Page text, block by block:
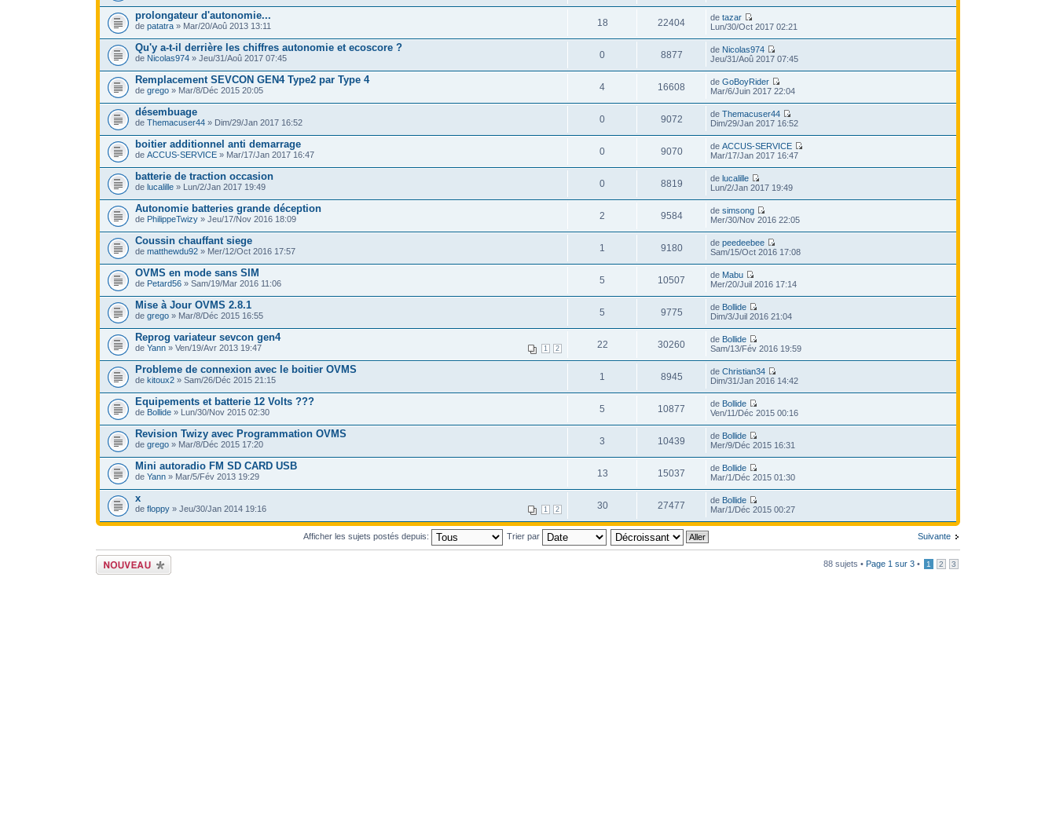
prolongateur d'autonomie...
de patatra » Mar/20/Aoû 2013 13:11 18 22404 detazar
Lun/30/Oct 2017 02:21
Qu'y a-t-il derrière les chiffres autonomie et ecoscore ?
de Nicolas974 » Jeu/31/Aoû 2017 07:45 0 8877 de Nicolas974
Jeu/31/Aoû 2017 07:45
Remplacement SEVCON GEN4 Type2 par Type 4
de grego » Mar/8/Déc 2015 20:05 4 16608 deGoBoyRider
Mar/6/Juin 2017 22:04
désembuage
de Themacuser44 » Dim/29/Jan 2017 16:52 0 9072 deThemacuser44
Dim/29/Jan 2017 16:52
boitier additionnel anti demarrage
de ACCUS-SERVICE » Mar/17/Jan 2017 16:47 0 9070 deACCUS-SERVICE
Mar/17/Jan 2017 16:47
batterie de traction occasion
de lucalille » Lun/2/Jan 2017 19:49 0 8819 delucalille
Lun/2/Jan 2017 19:49
Autonomie batteries grande déception
de PhilippeTwizy » Jeu/17/Nov 2016 18:09 2 9584 desimsong
Mer/30/Nov 2016 22:05
Coussin chauffant siege
de matthewdu92 » Mer/12/Oct 2016 17:57 1 9180 depeedeebee
Sam/15/Oct 2016 17:08
OVMS en mode sans SIM
de Petard56 » Sam/19/Mar 2016 11:06 5 10507 de Mabu
Mer/20/Juil 2016 17:14
Mise à Jour OVMS 2.8.1
de grego » Mar/8/Déc 2015 16:55 5 9775 de Bollide
Dim/3/Juil 2016 21:04
Reprog variateur sevcon gen4
1 2
de Yann » Ven/19/Avr 2013 19:47 22 30260 de Bollide
Sam/13/Fév 2016 19:59
Probleme de connexion avec le boitier OVMS
de kitoux2 » Sam/26/Déc 2015 21:15 1 8945 deChristian34
Dim/31/Jan 2016 14:42
Equipements et batterie 12 Volts ???
de Bollide » Lun/30/Nov 2015 02:30 5 10877 de Bollide
Ven/11/Déc 2015 00:16
Revision Twizy avec Programmation OVMS
de grego » Mar/8/Déc 2015 17:20 3 10439 de Bollide
Mer/9/Déc 2015 16:31
Mini autoradio FM SD CARD USB
de Yann » Mar/5/Fév 2013 19:29 13 15037 de Bollide
Mar/1/Déc 2015 01:30
x
1 2
de floppy » Jeu/30/Jan 2014 19:16 30 27477 de Bollide
Mar/1/Déc 2015 00:27
Suivante
Afficher les sujets postés depuis: Trier par
Ecrire un nouveau
sujet
88 sujets • Page 1 sur 3 • 1 2 3